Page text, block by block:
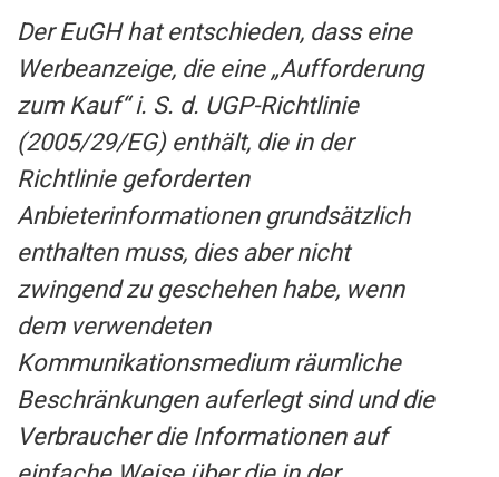
Der EuGH hat entschieden, dass eine
Werbeanzeige, die eine „Aufforderung
zum Kauf“ i. S. d. UGP-Richtlinie
(2005/29/EG) enthält, die in der
Richtlinie geforderten
Anbieterinformationen grundsätzlich
enthalten muss, dies aber nicht
zwingend zu geschehen habe, wenn
dem verwendeten
Kommunikationsmedium räumliche
Beschränkungen auferlegt sind und die
Verbraucher die Informationen auf